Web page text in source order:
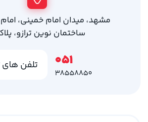
ساختمان نوین ترازو، پلاک
تلفن 051
38558850